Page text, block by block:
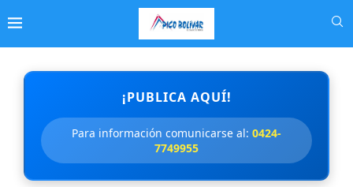
¡PUBLICA AQUÍ!
Para información comunicarse al: 0424-
7749955